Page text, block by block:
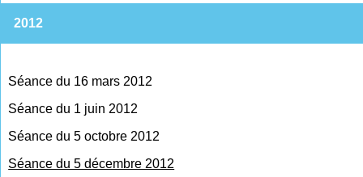
2012
Séance du 16 mars 2012
Séance du 1 juin 2012
Séance du 5 octobre 2012
Séance du 5 décembre 2012